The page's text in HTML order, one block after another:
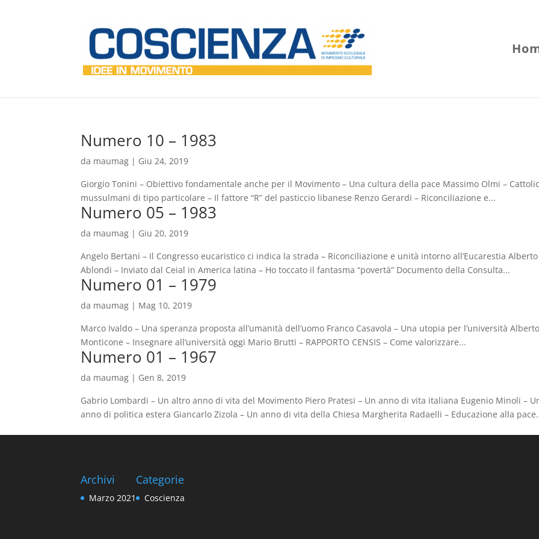
Numero 10 – 1983
da maumag | Giu 24, 2019
Giorgio Tonini – Obiettivo fondamentale anche per il Movimento – Una cultura della pace Massimo Olmi –
mussulmani di tipo particolare – Il fattore “R” del pasticcio libanese Renzo Gerardi – Riconciliazione e...
Numero 05 – 1983
da maumag | Giu 20, 2019
Angelo Bertani – Il Congresso eucaristico ci indica la strada – Riconciliazione e unità intorno all’Eucarestia Alberto
Ablondi – Inviato dal Ceial in America latina – Ho toccato il fantasma “povertà” Documento della Consulta...
Numero 01 – 1979
da maumag | Mag 10, 2019
Marco Ivaldo – Una speranza proposta all’umanità dell’uomo Franco Casavola – Una utopia per l’università Alberto
Monticone – Insegnare all’università oggi Mario Brutti – RAPPORTO CENSIS – Come valorizzare...
Numero 01 – 1967
da maumag | Gen 8, 2019
Gabrio Lombardi – Un altro anno di vita del Movimento Piero Pratesi – Un anno di vita italiana Eugenio Minoli –
anno di politica estera Giancarlo Zizola – Un anno di vita della Chiesa Margherita Radaelli – Educazione alla
Archivi
Marzo 2021
Categorie
Coscienza